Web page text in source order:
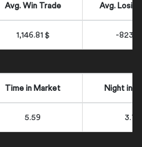
Avg. Win Trade Avg.
1,146.81 $ -
Time in Market Night in
5.59 3.73